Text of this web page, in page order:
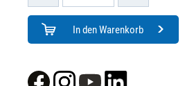
In den Warenkorb